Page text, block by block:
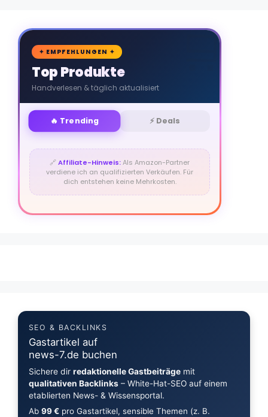
🛒
✦ EMPFEHLUNGEN ✦
Top Produkte
Handverlesen & täglich aktualisiert
🔥 Trending ⚡ Deals
🔗Affiliate-Hinweis:Als Amazon-Partner
verdiene ich an qualifizierten Verkäufen. Für
dich entstehen keine Mehrkosten.
SEO & BACKLINKS
Gastartikel auf
news-7.de buchen
Sichere dir redaktionelle Gastbeiträgemit
qualitativen Backlinks– White-Hat-SEO auf einem
etablierten News- & Wissensportal.
Ab 99 €pro Gastartikel, sensible Themen (z. B.